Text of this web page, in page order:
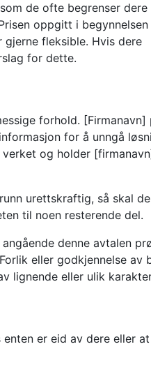
de ofte begrenser dere
oppgitt i begynnelsen
fleksible. Hvis dere
for dette.
forhold. [Firmanavn]
for å unngå
og holder
urettskraftig, så skal
til noen resterende del.
denne avtalen
eller godkjennelse av
lignende eller ulik
er eid av dere eller